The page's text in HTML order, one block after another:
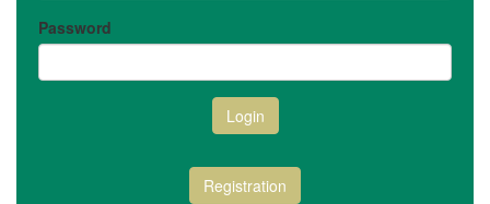
Password
Login
Registration